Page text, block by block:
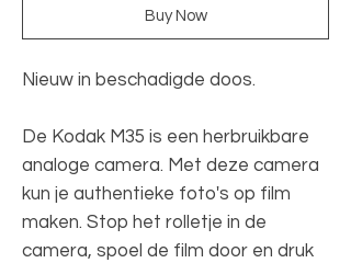
Buy Now
Nieuw in beschadigde doos.
De Kodak M35 is een herbruikbare
analoge camera. Met deze camera
kun je authentieke foto's op film
maken. Stop het rolletje in de
camera, spoel de film door en druk